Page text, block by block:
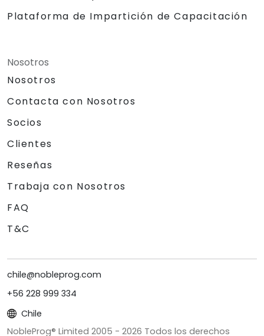
Plataforma de Impartición de Capacitación
Nosotros
Nosotros
Contacta con Nosotros
Socios
Clientes
Reseñas
Trabaja con Nosotros
FAQ
T&C
chile@nobleprog.com
+56 228 999 334
Chile
NobleProg® Limited 2005 - 2026 Todos los derechos